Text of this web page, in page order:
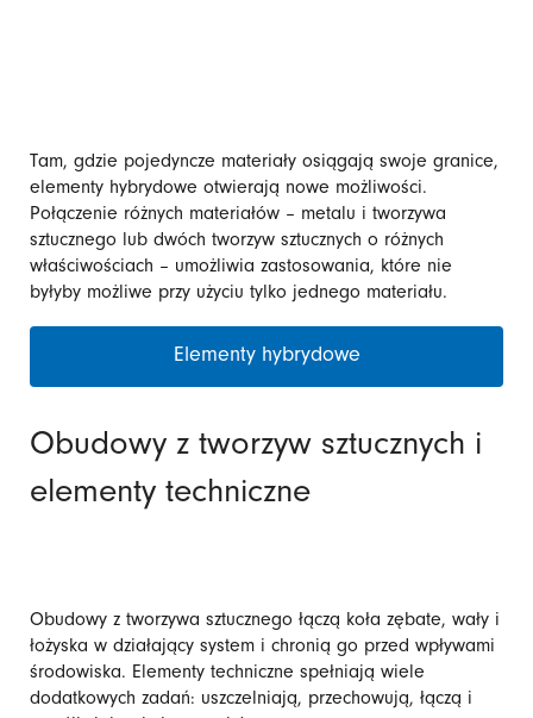
Tam, gdzie pojedyncze materiały osiągają swoje granice,
elementy hybrydowe otwierają nowe możliwości.
Połączenie różnych materiałów – metalu i tworzywa
sztucznego lub dwóch tworzyw sztucznych o różnych
właściwościach – umożliwia zastosowania, które nie
byłyby możliwe przy użyciu tylko jednego materiału.
Elementy hybrydowe
Obudowy z tworzyw sztucznych i
elementy techniczne
Obudowy z tworzywa sztucznego łączą koła zębate, wały i
łożyska w działający system i chronią go przed wpływami
środowiska. Elementy techniczne spełniają wiele
dodatkowych zadań: uszczelniają, przechowują, łączą i